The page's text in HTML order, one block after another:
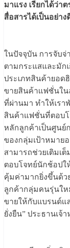
มาแรง เรียกได้ว่า
สื่อสารได้เป็นอย่าง
ในปัจจุบัน การจับจ่
ตามกระแสและมัก
ประเภทสินค้ายอด
ขายสินค้าแฟชั่นใน
ที่ผ่านมา ทำให้เรา
สินค้าแฟชั่นที่ตอบโ
หลักลูกค้าเป็นศูนย์ก
ของกลุ่มเป้าหมาย
สามารถช่วยเติมเ
ตอบโจทย์นักช้อป
คุ้มค่ามากยิ่งขึ้นด้ว
ลูกค้ากลุ่มคนรุ่นให
ขายให้กับแบรนด์แ
ยั่งยืน” ประธานเจ้